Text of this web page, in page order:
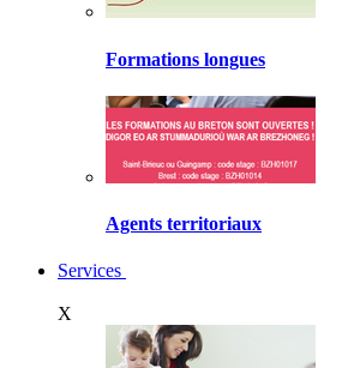
Formations longues
Agents territoriaux
Services
X